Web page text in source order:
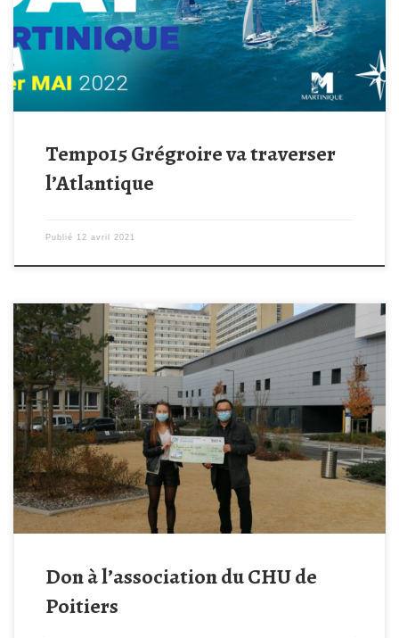
Martinique reliant la Trinité sur Mer dans le Morbihan, à Fort de
France en Martinique. Frederic nous parle de l’association ! […]
Tempo15 Grégroire va traverser
l’Atlantique
Publié 12 avril 2021
Marie a remis cette semaine un chèque de 5000 euros au CHU de
Poitiers (page officielle) afin de pérenniser les actions de
l’association Un Hôpital Pour les Enfants pour les enfants
hospitalisés et leurs familles ! L’association œuvre au quotidien
afin d’améliorer, en collaboration avec les soignants, l’accueil et
les […]
Don à l’association du CHU de
Poitiers